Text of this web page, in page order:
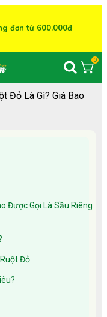
đơn từ 600.000đ
0
Đỏ Là Gì? Giá Bao
Được Gọi Là Sầu Riêng
Đỏ